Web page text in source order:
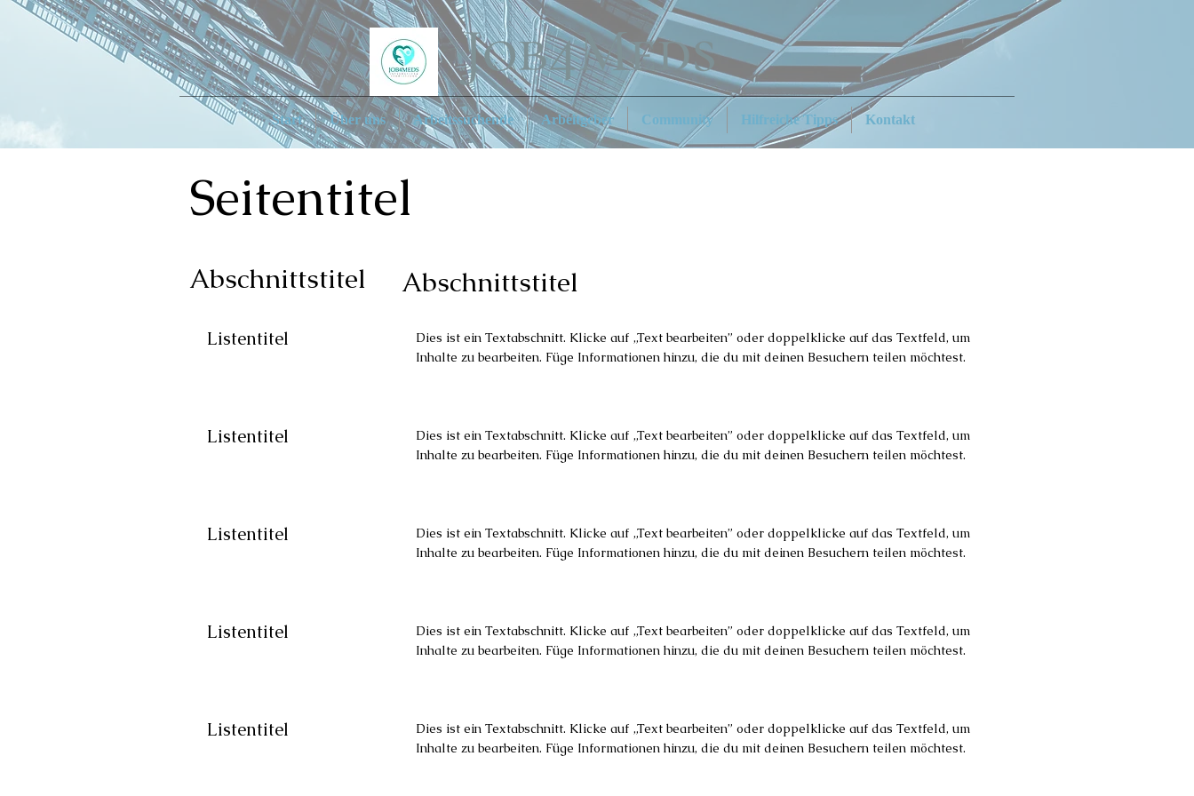
Start Über uns Arbeitssuchende Arbeitgeber Community Hilfreiche Tipps Kontakt
Seitentitel
Abschnittstitel Abschnittstitel
Listentitel
Dies ist ein Textabschnitt. Klicke auf „Text bearbeiten” oder doppelklicke auf das Textfeld, um
Inhalte zu bearbeiten. Füge Informationen hinzu, die du mit deinen Besuchern teilen möchtest.
Listentitel
Dies ist ein Textabschnitt. Klicke auf „Text bearbeiten” oder doppelklicke auf das Textfeld, um
Inhalte zu bearbeiten. Füge Informationen hinzu, die du mit deinen Besuchern teilen möchtest.
Listentitel
Dies ist ein Textabschnitt. Klicke auf „Text bearbeiten” oder doppelklicke auf das Textfeld, um
Inhalte zu bearbeiten. Füge Informationen hinzu, die du mit deinen Besuchern teilen möchtest.
Listentitel
Dies ist ein Textabschnitt. Klicke auf „Text bearbeiten” oder doppelklicke auf das Textfeld, um
Inhalte zu bearbeiten. Füge Informationen hinzu, die du mit deinen Besuchern teilen möchtest.
Listentitel
Dies ist ein Textabschnitt. Klicke auf „Text bearbeiten” oder doppelklicke auf das Textfeld, um
Inhalte zu bearbeiten. Füge Informationen hinzu, die du mit deinen Besuchern teilen möchtest.